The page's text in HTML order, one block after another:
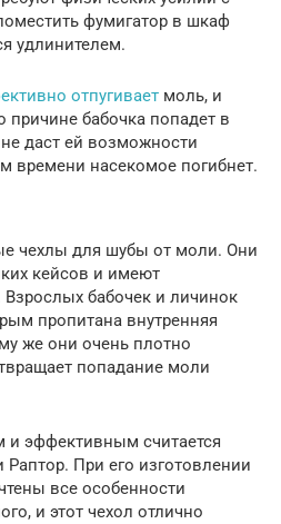
фумигатор в шкаф
удлинителем.
отпугивает моль, и
причине бабочка попадет в
не даст ей возможности
времени насекомое погибнет.
чехлы для шубы от моли. Они
кейсов и имеют
бабочек и личинок
пропитана внутренняя
же они очень плотно
попадание моли
эффективным считается
Раптор. При его изготовлении
все особенности
и этот чехол отлично